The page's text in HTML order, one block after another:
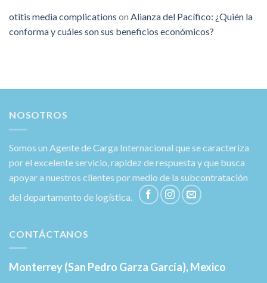
otitis media complications on Alianza del Pacífico: ¿Quién la
conforma y cuáles son sus beneficios económicos?
NOSOTROS
Somos un Agente de Carga Internacional que se caracteriza
por el excelente servicio, rapidez de respuesta y que busca
apoyar a nuestros clientes por medio de la subcontratación
del departamento de logística.
CONTÁCTANOS
Monterrey (San Pedro Garza García), Mexico